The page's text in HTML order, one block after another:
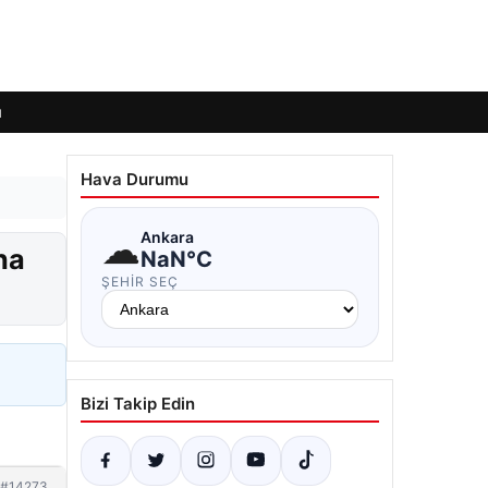
Hava Durumu
☁Ankara
NaN°C
ŞEHIR SEÇ
Bizi Takip Edin